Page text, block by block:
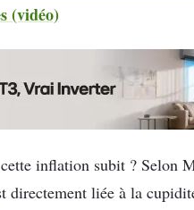
(vidéo)
inflation subit ? Selon
directement liée à la